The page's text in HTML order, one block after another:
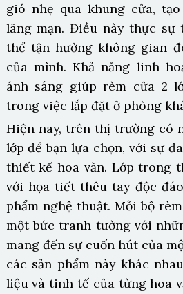
gió nhẹ qua khung cửa,
lãng mạn. Điều này thực sự
thể tận hưởng không gian
của mình. Khả năng linh
ánh sáng giúp rèm cửa 2
trong việc lắp đặt ở phòng
Hiện nay, trên thị trường có
lớp để bạn lựa chọn, với sự
thiết kế hoa văn. Lớp trong
với họa tiết thêu tay độc
phẩm nghệ thuật. Mỗi bộ
một bức tranh tường với
mang đến sự cuốn hút của
các sản phẩm này khác
liệu và tinh tế của từng hoa